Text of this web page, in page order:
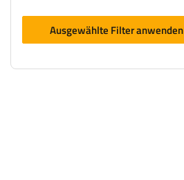
Ausgewählte Filter anwenden